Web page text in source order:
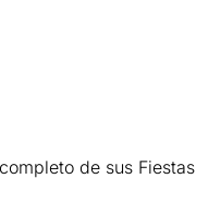
de sus Fiestas